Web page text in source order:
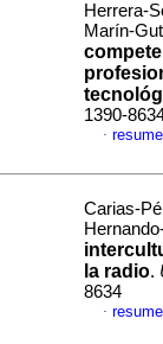
Herrera-
Marín-
1390-
·
Carias-
la radio.
8634
·